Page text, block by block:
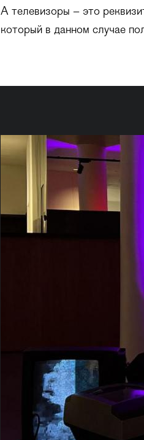
А телевизоры – это
который в данном случае